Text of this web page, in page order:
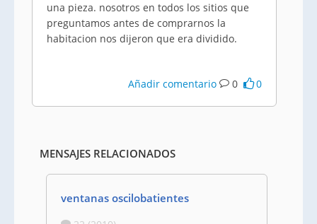
una pieza. nosotros en todos los sitios que
preguntamos antes de comprarnos la
habitacion nos dijeron que era dividido.
Añadir comentario 0 0
MENSAJES RELACIONADOS
ventanas oscilobatientes